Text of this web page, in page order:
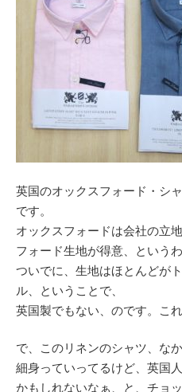
英国のオックスフォード・シ
です。
オックスフォードは会社の立
フォード生地が得意、という
ついでに、生地はほとんどが
ル、ということで、
英国製でもない、のです。これ
で、このリネンのシャツ、な
細身っていってるけど、英国
かもしれないなぁ、と、チョ